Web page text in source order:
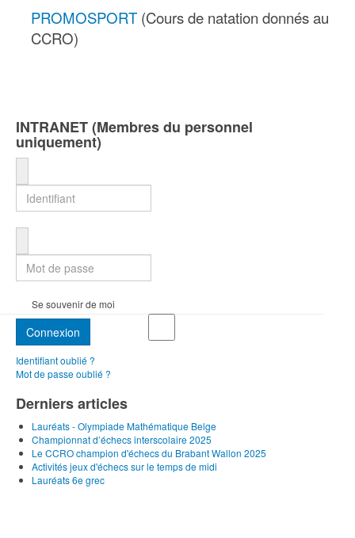
PROMOSPORT (Cours de natation donnés au
CCRO)
INTRANET (Membres du personnel
uniquement)
Se souvenir de moi
Connexion
Identifiant oublié ?
Mot de passe oublié ?
Derniers articles
Lauréats - Olympiade Mathématique Belge
Championnat d’échecs interscolaire 2025
Le CCRO champion d'échecs du Brabant Wallon 2025
Activités jeux d'échecs sur le temps de midi
Lauréats 6e grec